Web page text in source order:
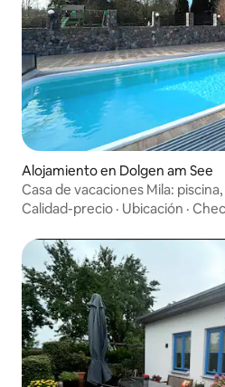
Alojamiento en Dolgen am See
Casa de vacaciones Mila:
Calidad-precio · Ubicación ·